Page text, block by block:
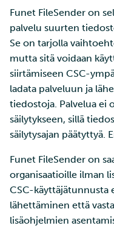
a
k
a
Jäsenten lisääminen
projektiisi
Palveluiden
lisääminen projektille
Projektisi hallinta
Laskentayksiköiden
Levykiintiöiden
kasvattaminen
Mahti-
Töiden ajaminen
Ohjelmistojen
asentaminen
Virheenkorjaus
Suorituskyvyn analyysi
Verkkokäyttöliittymä
Kvanttilaskenta
SD Services –
Versiohistoria
Funet FileSender on
palvelu suurten
Se on tarjolla
mutta sitä voidaan
siirtämiseen CSC-
ladata palveluun ja
tiedostoja. Palvelua ei
säilytykseen, sillä
säilytysajan päätyttyä.
Funet FileSender on
organisaatioille ilman
CSC-käyttäjätunnusta
lähettäminen että
lisäohjelmien